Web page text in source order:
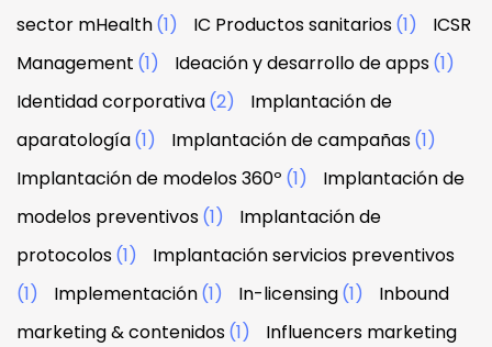
sector mHealth(1) IC Productos sanitarios(1)
ICSR
Management (1) Ideación y desarrollo de apps(1)
Identidad corporativa(2)
Implantación de
aparatología(1) Implantación de campañas(1)
Implantación de modelos 360º (1)
Implantación de
modelos preventivos(1)
Implantación de
protocolos(1)
Implantación servicios preventivos
(1)
Implementación(1) In-licensing(1)
Inbound
marketing & contenidos(1)
Influencers marketing